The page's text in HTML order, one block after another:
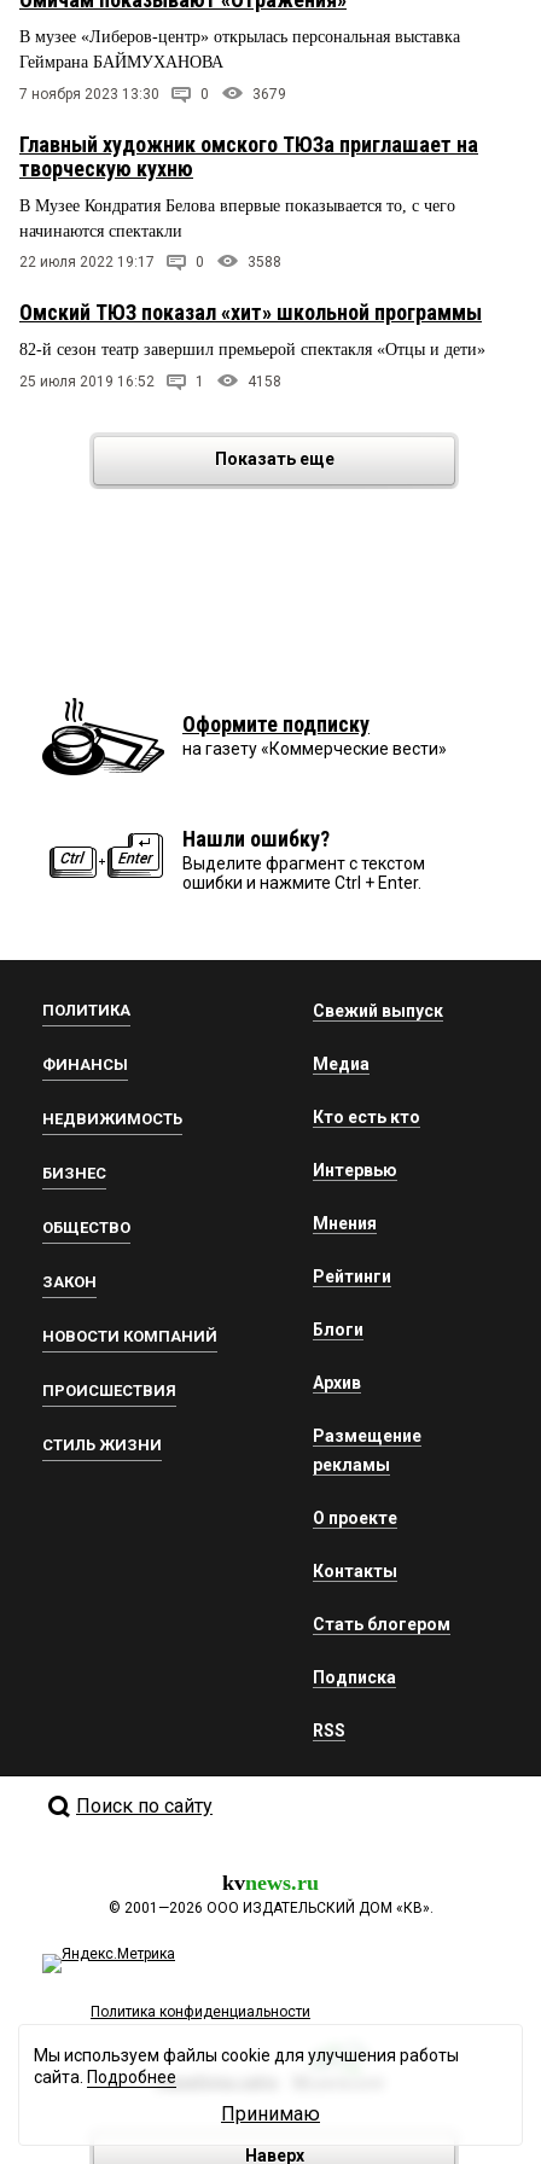
В музее «Либеров-центр» открылась персональная выставка
Геймрана БАЙМУХАНОВА
7 ноября 2023 13:30 0 3679
Главный художник омского ТЮЗа приглашает на
творческую кухню
В Музее Кондратия Белова впервые показывается то, с чего
начинаются спектакли
22 июля 2022 19:17 0 3588
Омский ТЮЗ показал «хит» школьной программы
82-й сезон театр завершил премьерой спектакля «Отцы и дети»
25 июля 2019 16:52 1 4158
Показать еще
Оформите подписку
на газету «Коммерческие вести»
Нашли ошибку?
Выделите фрагмент с текстом
ошибки и нажмите Ctrl + Enter.
ПОЛИТИКА
ФИНАНСЫ
НЕДВИЖИМОСТЬ
БИЗНЕС
ОБЩЕСТВО
ЗАКОН
НОВОСТИ КОМПАНИЙ
ПРОИСШЕСТВИЯ
СТИЛЬ ЖИЗНИ
Свежий выпуск
Медиа
Кто есть кто
Интервью
Мнения
Рейтинги
Блоги
Архив
Размещение
рекламы
О проекте
Контакты
Стать блогером
Подписка
RSS
Поиск по сайту
kvnews.ru
© 2001—2026 ООО ИЗДАТЕЛЬСКИЙ ДОМ «КВ».
Политика конфиденциальности
Разработка сайта
Наверх
Мы используем файлы cookie для улучшения работы
сайта. Подробнее
Принимаю